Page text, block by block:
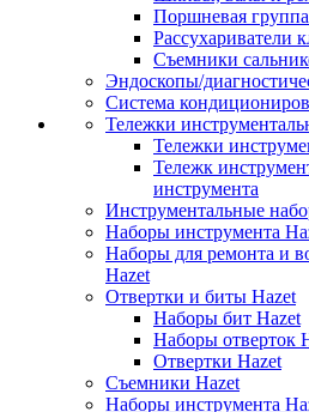
Поршневая
Рассухариватели
Съемники
Эндоскопы/
Система
Тележки
Тележки
Тележк
инструмента
Инструментальные
Наборы инструмента
Наборы для ремонта и
Hazet
Отвертки и биты Hazet
Наборы бит Hazet
Наборы отверток
Отвертки Hazet
Съемники Hazet
Наборы инструмента